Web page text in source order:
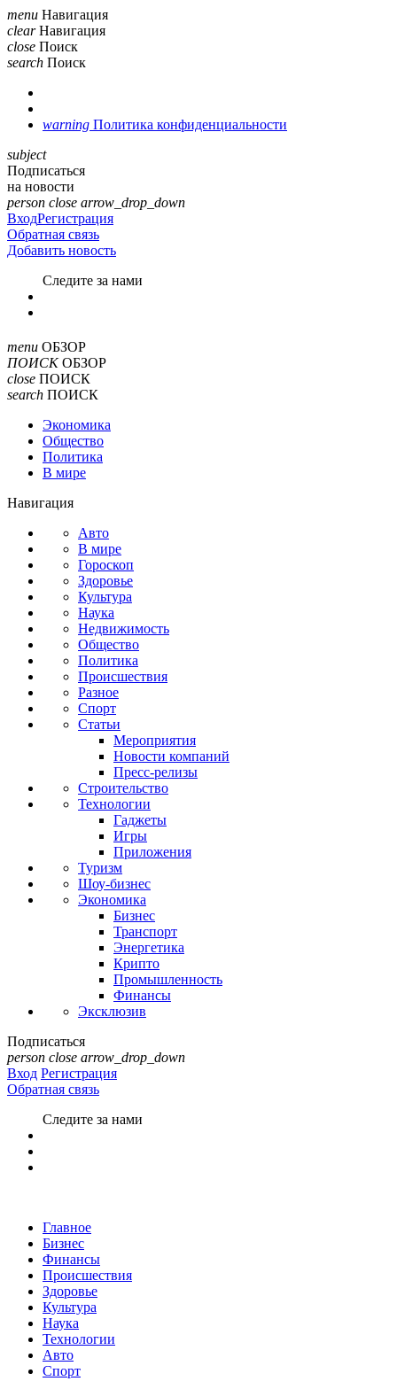
menu Навигация
clear Навигация
close Поиск
search Поиск
warning Политика конфиденциальности
subject
Подписаться
на новости
person close arrow_drop_down
ВходРегистрация
Обратная связь
Добавить новость
Cледите за нами
menu ОБЗОР
ПОИСК ОБЗОР
close ПОИСК
search ПОИСК
Экономика
Общество
Политика
В мире
Навигация
Авто
В мире
Гороскоп
Здоровье
Культура
Наука
Недвижимость
Общество
Политика
Происшествия
Разное
Спорт
Статьи
Мероприятия
Новости компаний
Пресс-релизы
Строительство
Технологии
Гаджеты
Игры
Приложения
Туризм
Шоу-бизнес
Экономика
Бизнес
Транспорт
Энергетика
Крипто
Промышленность
Финансы
Эксклюзив
Подписаться
person close arrow_drop_down
Вход Регистрация
Обратная связь
Следите за нами
Главное
Бизнес
Финансы
Происшествия
Здоровье
Культура
Наука
Технологии
Авто
Спорт